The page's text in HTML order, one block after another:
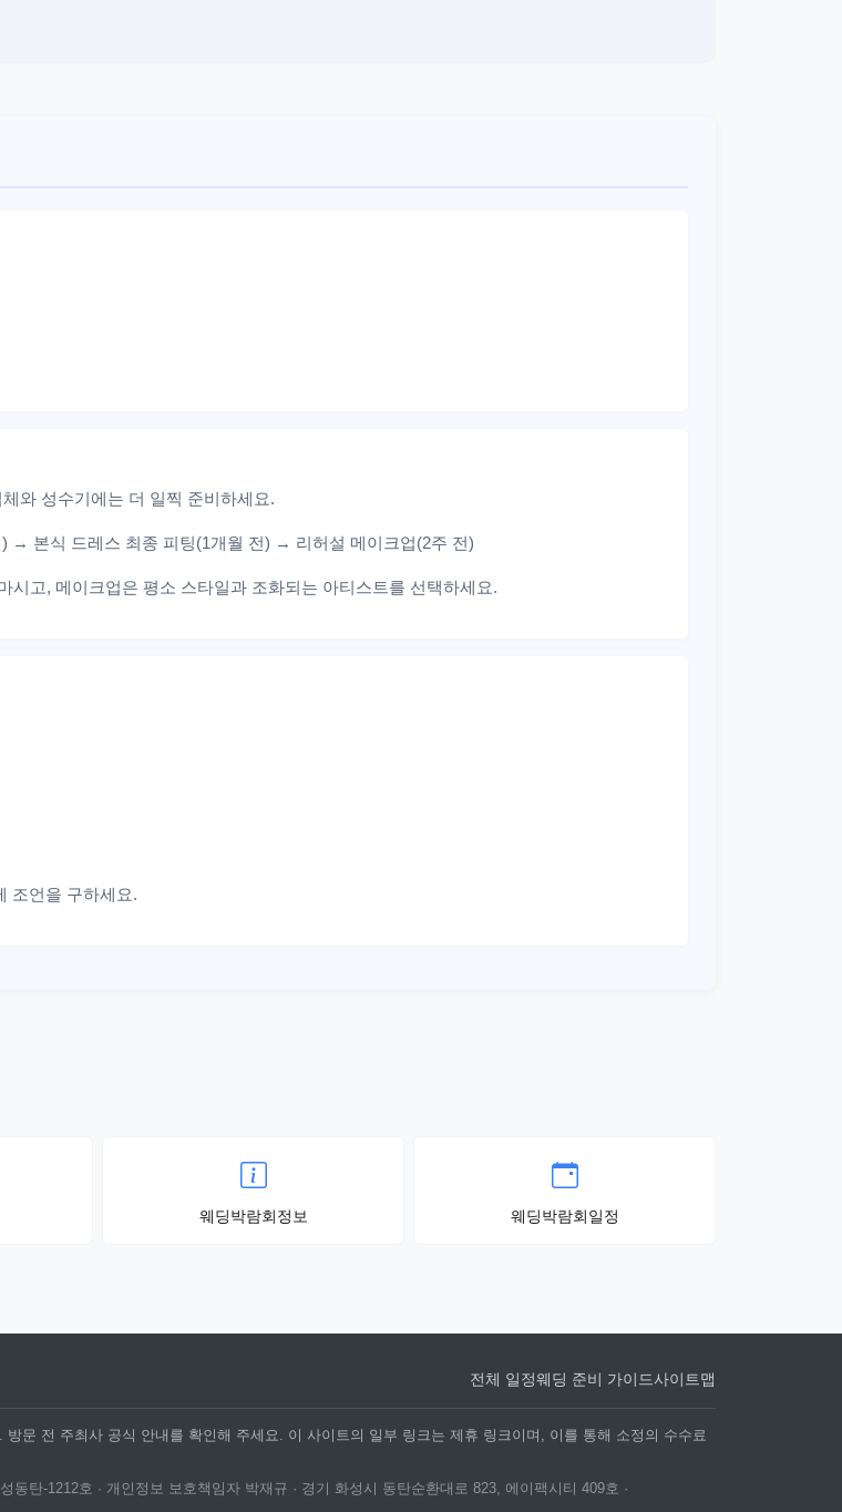
와 성수기에는 더 일찍 준비하세요.
→ 본식 드레스 최종 피팅(1개월 전) → 리허설 메이크업(2주 전)
시고, 메이크업은 평소 스타일과 조화되는 아티스트를 선택하세요.
조언을 구하세요.
웨딩박람회정보 웨딩박람회일정
전체 일정웨딩 준비 가이드사이트맵
문 전 주최사 공식 안내를 확인해 주세요. 이 사이트의 일부 링크는 제휴 링크이며, 이를 통해 소정의 수수료
동탄-1212호 · 개인정보 보호책임자 박재규 · 경기 화성시 동탄순환대로 823, 에이팩시티 409호 ·